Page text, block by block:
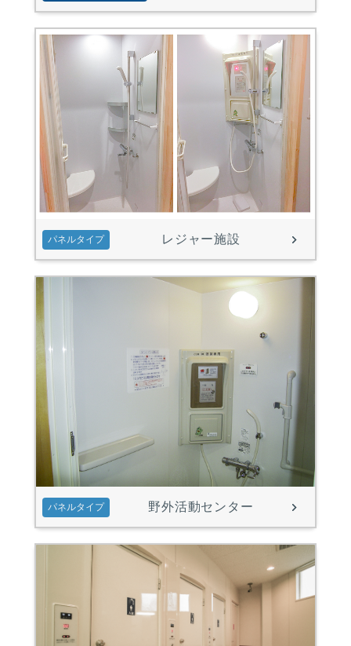
パネルタイプ レジャー施設
パネルタイプ 野外活動センター